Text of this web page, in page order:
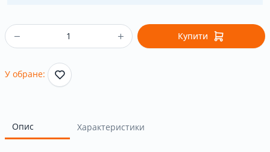
Купити
У обране:
Опис Характеристики